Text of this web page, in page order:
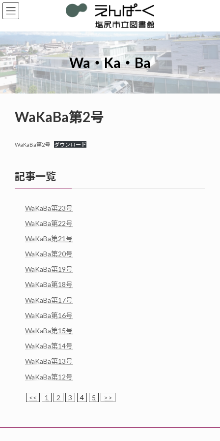
コ
ン
ン
ツ
へ
ス
キ
ッ
プ
ナ
ビ
ー
シ
ョ
ン
に
移
動
Wa・Ka・Ba
WaKaBa第2号
WaKaBa第2号 ダウンロード
記事一覧
WaKaBa第23号
WaKaBa第22号
WaKaBa第21号
WaKaBa第20号
WaKaBa第19号
WaKaBa第18号
WaKaBa第17号
WaKaBa第16号
WaKaBa第15号
WaKaBa第14号
WaKaBa第13号
WaKaBa第12号
<< 1 2 3 4 5 >>